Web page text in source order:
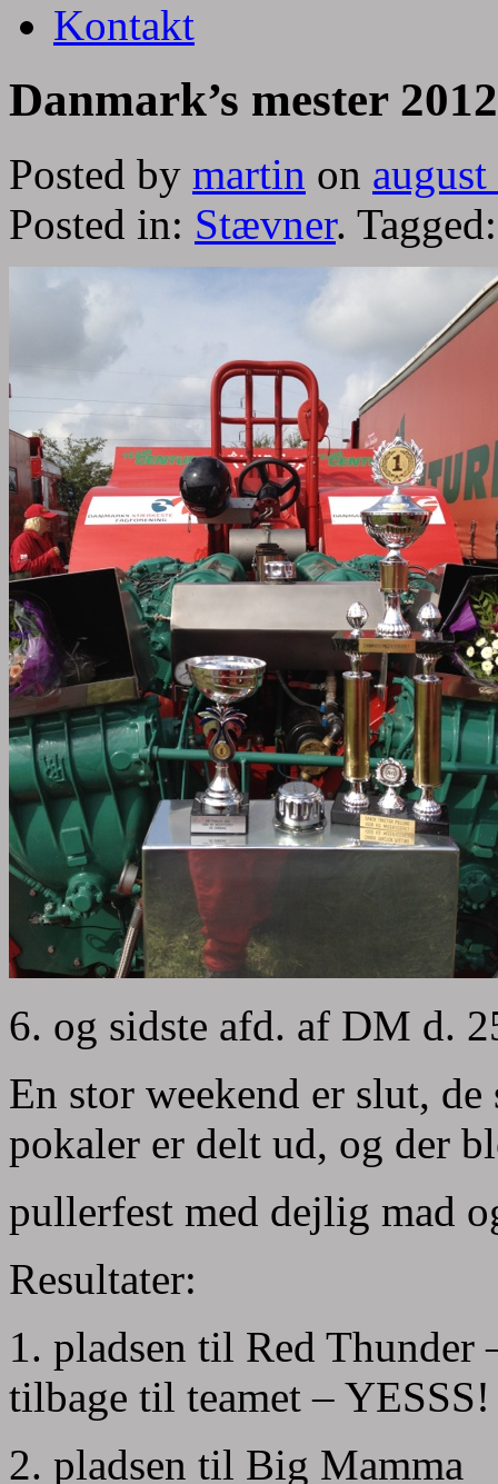
Kontakt
Danmark’s mester 2012
Posted by martin on
Posted in: Stævner.
6. og sidste afd. af DM d.
En stor weekend er slut,
pokaler er delt ud, og der
pullerfest med dejlig mad
Resultater:
1. pladsen til Red Thunder
tilbage til teamet – YESSS!
2. pladsen til Big Mamma